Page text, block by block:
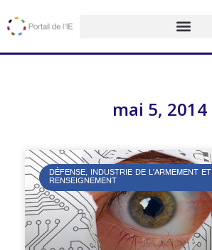
mai 5, 2014
DÉFENSE, INDUSTRIE DE L’ARMEMENT ET
RENSEIGNEMENT